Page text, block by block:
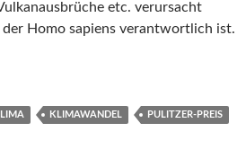
etc. verursacht
Homo sapiens verantwortlich ist.
Elizabeth Kolbert
KLIMAWANDEL PULITZER-PREIS